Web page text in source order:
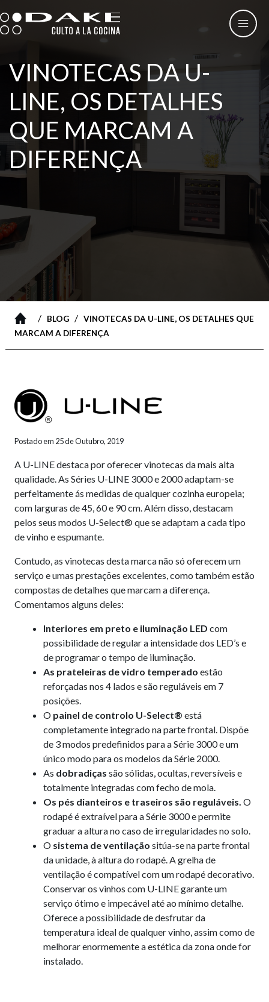
to
content
VINOTECAS DA U-
LINE, OS DETALHES
QUE MARCAM A
DIFERENÇA
/ BLOG/ VINOTECAS DA U-LINE, OS DETALHES QUE
MARCAM A DIFERENÇA
Postado em 25 de Outubro, 2019
A U-LINE destaca por oferecer vinotecas da mais alta
qualidade. As Séries U-LINE 3000 e 2000 adaptam-se
perfeitamente ás medidas de qualquer cozinha europeia;
com larguras de 45, 60 e 90 cm. Além disso, destacam
pelos seus modos U-Select® que se adaptam a cada tipo
de vinho e espumante.
Contudo, as vinotecas desta marca não só oferecem um
serviço e umas prestações excelentes, como também estão
compostas de detalhes que marcam a diferença.
Comentamos alguns deles:
Interiores em preto e iluminação LED com
possibilidade de regular a intensidade dos LED’s e
de programar o tempo de iluminação.
As prateleiras de vidro temperado estão
reforçadas nos 4 lados e são reguláveis em 7
posições.
O painel de controlo U-Select® está
completamente integrado na parte frontal. Dispõe
de 3 modos predefinidos para a Série 3000 e um
único modo para os modelos da Série 2000.
As dobradiças são sólidas, ocultas, reversíveis e
totalmente integradas com fecho de mola.
Os pés dianteiros e traseiros são reguláveis. O
rodapé é extraível para a Série 3000 e permite
graduar a altura no caso de irregularidades no solo.
O sistema de ventilação sitúa-se na parte frontal
da unidade, à altura do rodapé. A grelha de
ventilação é compatível com um rodapé decorativo.
Conservar os vinhos com U-LINE garante um
serviço ótimo e impecável até ao mínimo detalhe.
Oferece a possibilidade de desfrutar da
temperatura ideal de qualquer vinho, assim como de
melhorar enormemente a estética da zona onde for
instalado.